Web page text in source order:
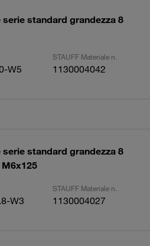
standard grandezza 8
STAUFF Materiale n.
W5 1130004042
standard grandezza 8
STAUFF Materiale n.
W3 1130004027